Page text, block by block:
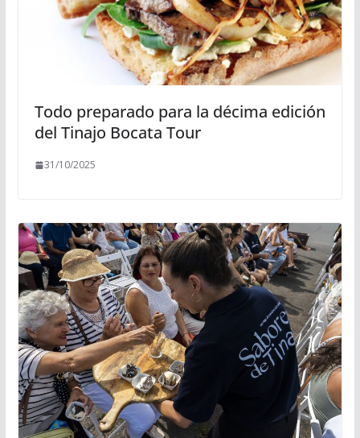
Todo preparado para la décima edición
del Tinajo Bocata Tour
31/10/2025